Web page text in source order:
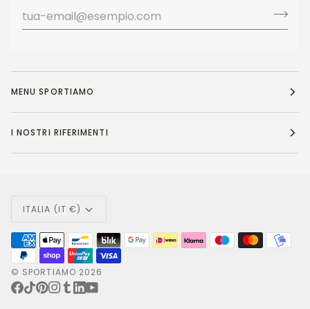
MENU SPORTIAMO
I NOSTRI RIFERIMENTI
Valuta
ITALIA (IT €)
© SPORTIAMO 2026